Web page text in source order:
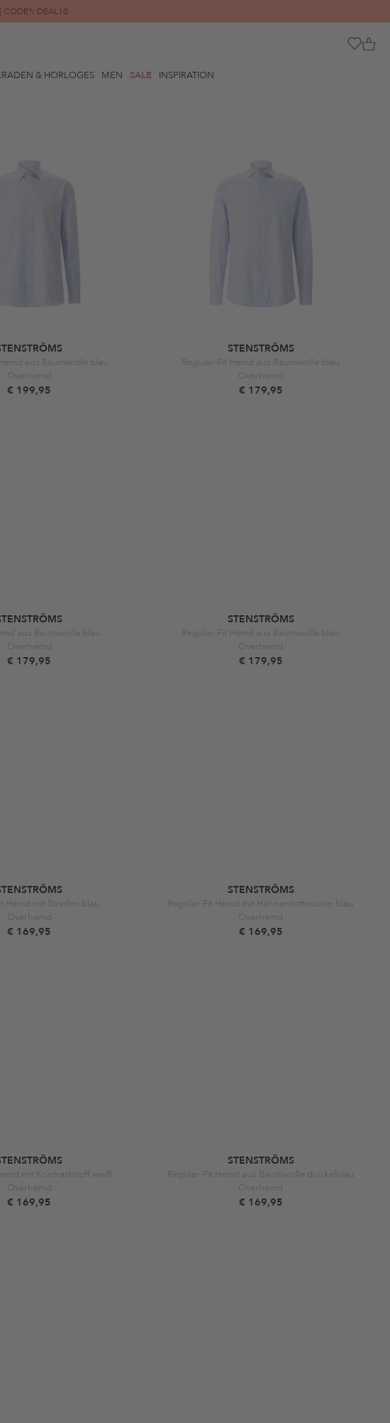
CODE*: DEAL10
& HORLOGES MEN SALE INSPIRATION
aus Baumwolle blau
Overhemd
€ 199,95
STENSTRÖMS
Regular-Fit Hemd aus Baumwolle blau
Overhemd
€ 179,95
aus Baumwolle blau
Overhemd
€ 179,95
STENSTRÖMS
Regular-Fit Hemd aus Baumwolle blau
Overhemd
€ 179,95
Hemd mit Streifen blau
Overhemd
€ 169,95
STENSTRÖMS
Regular-Fit Hemd mit Hahnentrittmuster blau
Overhemd
€ 169,95
mit Kontraststoff weiß
Overhemd
€ 169,95
STENSTRÖMS
Regular-Fit Hemd aus Baumwolle dunkelblau
Overhemd
€ 169,95